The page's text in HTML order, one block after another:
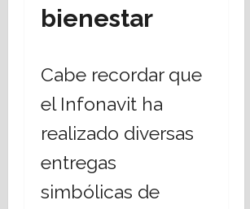
bienestar
Cabe recordar que
el Infonavit ha
realizado diversas
entregas
simbólicas de